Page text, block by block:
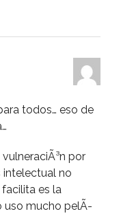
todos… eso de
por
no
es la
uso mucho pelÃ­